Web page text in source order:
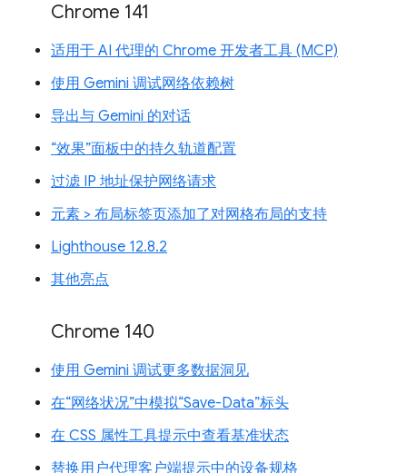
Chrome 141
适用于 AI 代理的 Chrome 开发者工具 (MCP)
使用 Gemini 调试网络依赖树
导出与 Gemini 的对话
“效果”面板中的持久轨道配置
过滤 IP 地址保护网络请求
元素 > 布局标签页添加了对网格布局的支持
Lighthouse 12.8.2
其他亮点
Chrome 140
使用 Gemini 调试更多数据洞见
在“网络状况”中模拟“Save-Data”标头
在 CSS 属性工具提示中查看基准状态
替换用户代理客户端提示中的设备规格